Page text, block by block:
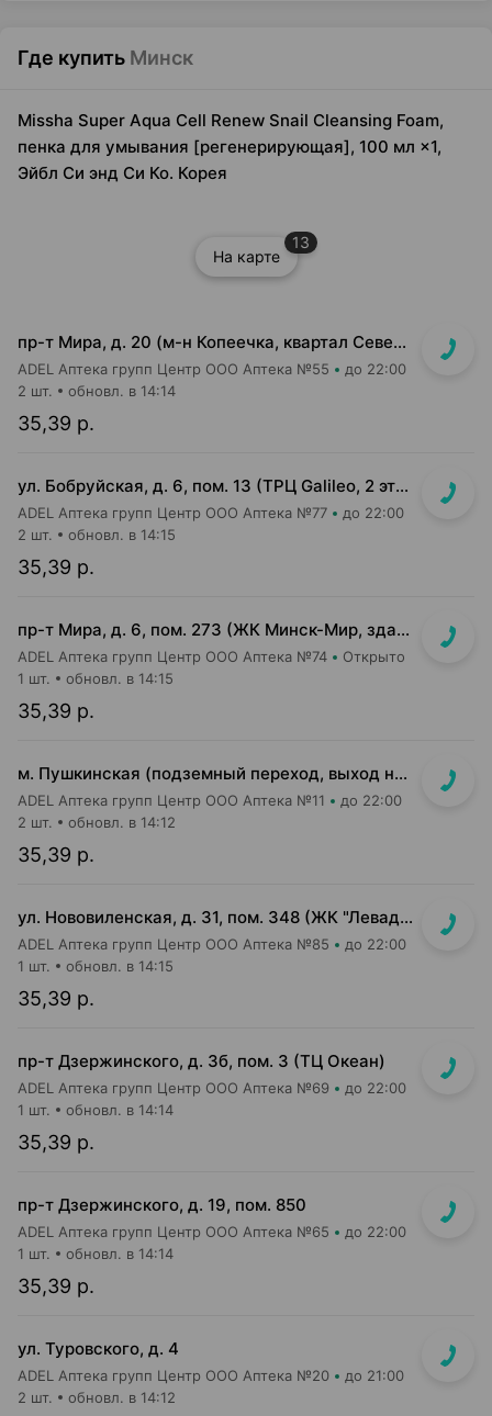
Где купить Минск
Missha Super Aqua Cell Renew Snail Cleansing Foam,
пенка для умывания [регенерирующая], 100 мл ×1,
Эйбл Си энд Си Ко. Корея
На карте
13
пр-т Мира, д. 20 (м-н Копеечка, квартал Северная Европа)
ADEL Аптека групп Центр ООО Аптека №55 до 22:00
35,39 р.
2 шт. обновл. в 14:14
ул. Бобруйская, д. 6, пом. 13 (ТРЦ Galileo, 2 этаж, рядом с м-ом "Соседи")
ADEL Аптека групп Центр ООО Аптека №77 до 22:00
35,39 р.
2 шт. обновл. в 14:15
пр-т Мира, д. 6, пом. 273 (ЖК Минск-Мир, здание Сочи)
ADEL Аптека групп Центр ООО Аптека №74 Открыто
35,39 р.
1 шт. обновл. в 14:15
м. Пушкинская (подземный переход, выход на гостиницу "Орбита")
ADEL Аптека групп Центр ООО Аптека №11 до 22:00
35,39 р.
2 шт. обновл. в 14:12
ул. Нововиленская, д. 31, пом. 348 (ЖК "Левада")
ADEL Аптека групп Центр ООО Аптека №85 до 22:00
35,39 р.
1 шт. обновл. в 14:15
пр-т Дзержинского, д. 3б, пом. 3 (ТЦ Океан)
ADEL Аптека групп Центр ООО Аптека №69 до 22:00
35,39 р.
1 шт. обновл. в 14:14
пр-т Дзержинского, д. 19, пом. 850
ADEL Аптека групп Центр ООО Аптека №65 до 22:00
35,39 р.
1 шт. обновл. в 14:14
ул. Туровского, д. 4
ADEL Аптека групп Центр ООО Аптека №20 до 21:00
2 шт. обновл. в 14:12